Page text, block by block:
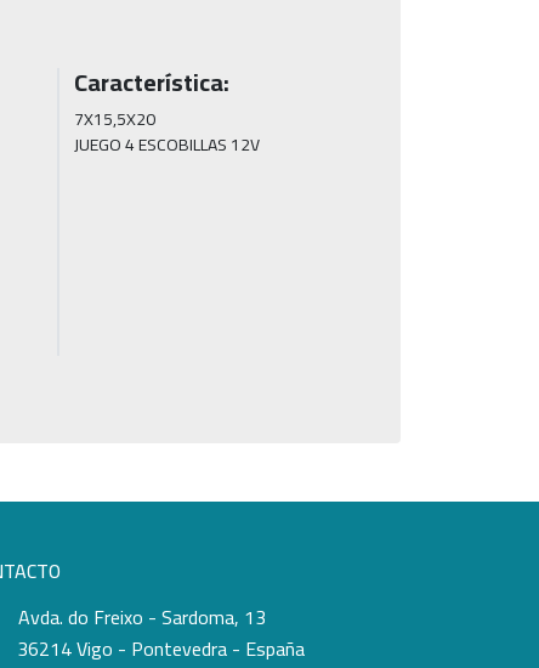
Característica:
7X15,5X20
JUEGO 4 ESCOBILLAS 12V
Avda. do Freixo - Sardoma, 13
36214 Vigo - Pontevedra - España